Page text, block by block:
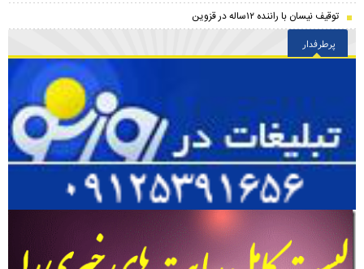
توقیف نیسان با راننده ۱۲ساله در قزوین
پرطرفدار